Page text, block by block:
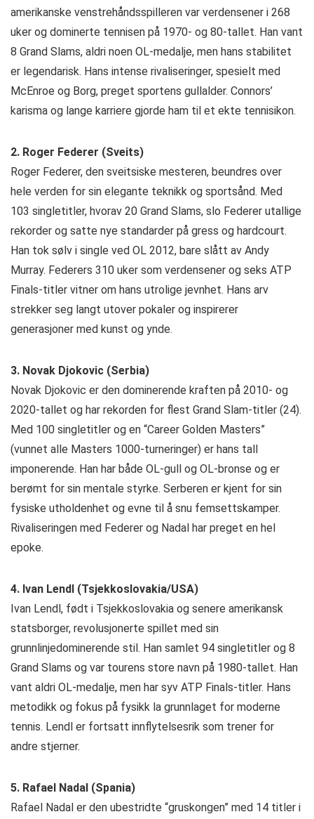
amerikanske venstrehåndsspilleren var verdensener i 268
uker og dominerte tennisen på 1970- og 80-tallet. Han vant
8 Grand Slams, aldri noen OL-medalje, men hans stabilitet
er legendarisk. Hans intense rivaliseringer, spesielt med
McEnroe og Borg, preget sportens gullalder. Connors’
karisma og lange karriere gjorde ham til et ekte tennisikon.
2. Roger Federer (Sveits)
Roger Federer, den sveitsiske mesteren, beundres over
hele verden for sin elegante teknikk og sportsånd. Med
103 singletitler, hvorav 20 Grand Slams, slo Federer utallige
rekorder og satte nye standarder på gress og hardcourt.
Han tok sølv i single ved OL 2012, bare slått av Andy
Murray. Federers 310 uker som verdensener og seks ATP
Finals-titler vitner om hans utrolige jevnhet. Hans arv
strekker seg langt utover pokaler og inspirerer
generasjoner med kunst og ynde.
3. Novak Djokovic (Serbia)
Novak Djokovic er den dominerende kraften på 2010- og
2020-tallet og har rekorden for flest Grand Slam-titler (24).
Med 100 singletitler og en “Career Golden Masters”
(vunnet alle Masters 1000-turneringer) er hans tall
imponerende. Han har både OL-gull og OL-bronse og er
berømt for sin mentale styrke. Serberen er kjent for sin
fysiske utholdenhet og evne til å snu femsettskamper.
Rivaliseringen med Federer og Nadal har preget en hel
epoke.
4. Ivan Lendl (Tsjekkoslovakia/USA)
Ivan Lendl, født i Tsjekkoslovakia og senere amerikansk
statsborger, revolusjonerte spillet med sin
grunnlinjedominerende stil. Han samlet 94 singletitler og 8
Grand Slams og var tourens store navn på 1980-tallet. Han
vant aldri OL-medalje, men har syv ATP Finals-titler. Hans
metodikk og fokus på fysikk la grunnlaget for moderne
tennis. Lendl er fortsatt innflytelsesrik som trener for
andre stjerner.
5. Rafael Nadal (Spania)
Rafael Nadal er den ubestridte “gruskongen” med 14 titler i